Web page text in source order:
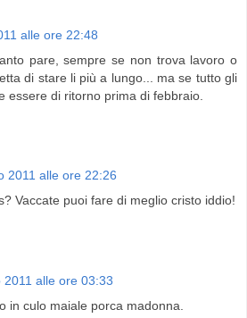
alle ore 22:48
pare, sempre se non trova lavoro o
di stare li più a lungo... ma se tutto gli
essere di ritorno prima di febbraio.
2011 alle ore 22:26
Vaccate puoi fare di meglio cristo iddio!
2011 alle ore 03:33
in culo maiale porca madonna.